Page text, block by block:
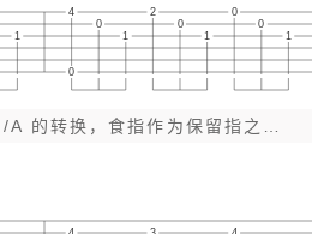
1
4
0
0
1
2
0
1
0
0
1